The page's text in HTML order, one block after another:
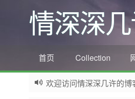
情深深
首页 Collection
欢迎访问情深深几许的